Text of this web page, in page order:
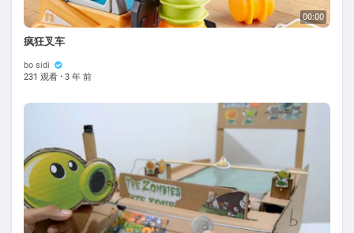
00:00
疯狂叉车
bo sidi
231 观看 · 3 年 前